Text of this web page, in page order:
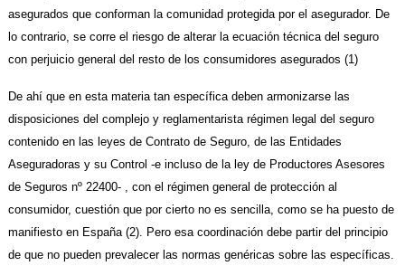
asegurados que conforman la comunidad protegida por el asegurador. De
lo contrario, se corre el riesgo de alterar la ecuación técnica del seguro
con perjuicio general del resto de los consumidores asegurados (1)
De ahí que en esta materia tan específica deben armonizarse las
disposiciones del complejo y reglamentarista régimen legal del seguro
contenido en las leyes de Contrato de Seguro, de las Entidades
Aseguradoras y su Control -e incluso de la ley de Productores Asesores
de Seguros nº 22400- , con el régimen general de protección al
consumidor, cuestión que por cierto no es sencilla, como se ha puesto de
manifiesto en España (2). Pero esa coordinación debe partir del principio
de que no pueden prevalecer las normas genéricas sobre las específicas.